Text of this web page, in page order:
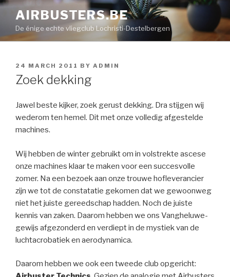
Skip
content
AIRBUSTERS.BE
De énige echte vliegclub Lochristi-Destelbergen
POSTED
ON
24 MARCH 2011 BY ADMIN
Zoek dekking
Jawel beste kijker, zoek gerust dekking. Dra stijgen wij
wederom ten hemel. Dit met onze volledig afgestelde
machines.
Wij hebben de winter gebruikt om in volstrekte ascese
onze machines klaar te maken voor een succesvolle
zomer. Na een bezoek aan onze trouwe hofleverancier
zijn we tot de constatatie gekomen dat we gewoonweg
niet het juiste gereedschap hadden. Noch de juiste
kennis van zaken. Daarom hebben we ons Vangheluwe-
gewijs afgezonderd en verdiept in de mystiek van de
luchtacrobatiek en aerodynamica.
Daarom hebben we ook een tweede club opgericht: